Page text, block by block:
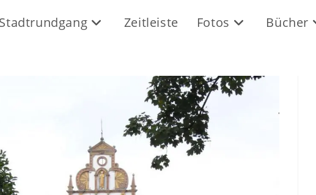
Zeitleiste Fotos Bücher